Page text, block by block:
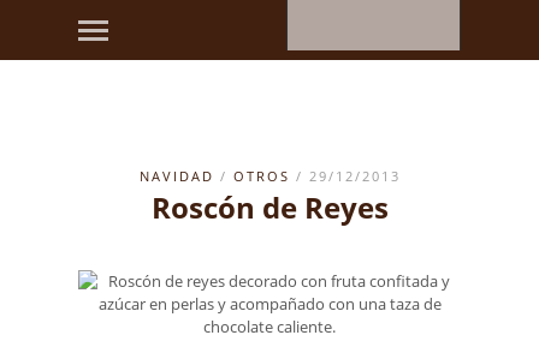
NAVIDAD / OTROS / 29/12/2013
Roscón de Reyes